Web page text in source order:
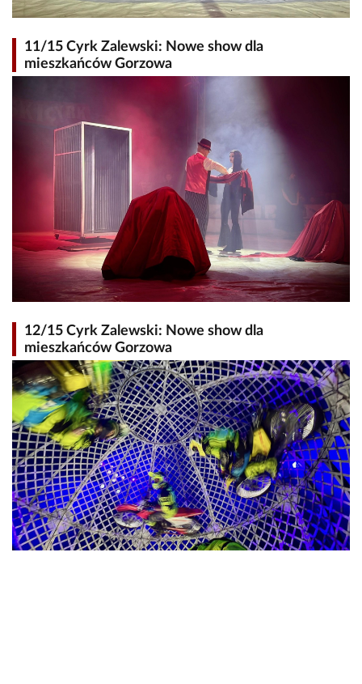
11/15 Cyrk Zalewski: Nowe show dla
mieszkańców Gorzowa
12/15 Cyrk Zalewski: Nowe show dla
mieszkańców Gorzowa